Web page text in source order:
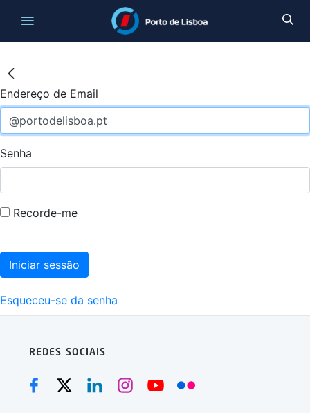
Endereço de Email
Senha
Recorde-me
Iniciar sessão
Esqueceu-se da senha
REDES SOCIAIS